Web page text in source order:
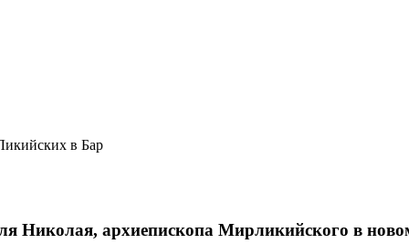
в Бар
Николая, архиепископа Мирликийского в